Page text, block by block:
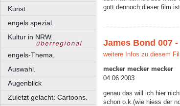
Kunst.
engels spezial.
Kultur in NRW.
engels-Thema.
Auswahl.
Augenblick
Zuletzt gelacht: Cartoons.
gott.dennoch:dieser film
James Bond 007
weitere Infos zu diesem
mecker mecker mecker
04.06.2003
genau das will ich hier
schon o.k.(wie hiess der